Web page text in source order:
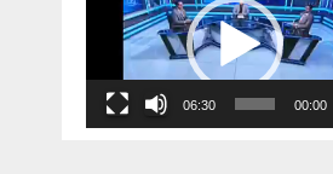
00:00
06:30